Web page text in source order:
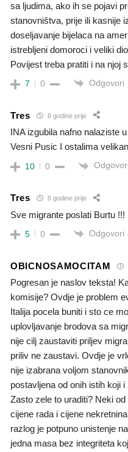
sa ljudima, ako ih se pojavi
stanovništva, prije ili kasnije
doseljavanje bijelaca na
istrebljeni domoroci i veliki
Povijest treba pratiti i na njoj
7 0 Odgovori
Tres 8 godine prije
INA izgubila nafno nalaziste
Vesni Pusic I ostalima
10 0 Odgovori
Tres 8 godine prije
Sve migrante poslati Burtu !!!
5 0 Odgovori
OBICNOSAMOCITAM
Pogresan je naslov teksta!
komisije? Ovdje je problem
Italija pocela buniti i sto ce
uplovljavanje brodova sa
nije cilj zaustaviti priljev
priliv ne zaustavi. Ovdje je
nije izabrana voljom
postavljena od onih istih koji
Zasto zele to uraditi? Neki
cijene rada i cijene
razlog je potpuno unistenje
jedna masa bez integriteta